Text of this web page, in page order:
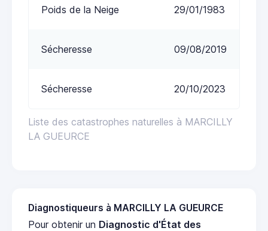
Liste des catastrophes naturelles à MARCILLY
LA GUEURCE
Poids de la Neige 29/01/1983
Sécheresse 09/08/2019
Sécheresse 20/10/2023
Diagnostiqueurs à MARCILLY LA GUEURCE
Pour obtenir un Diagnostic d'État des